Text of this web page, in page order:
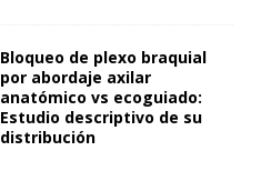
Bloqueo de plexo braquial
por abordaje axilar
anatómico vs ecoguiado:
Estudio descriptivo de su
distribución